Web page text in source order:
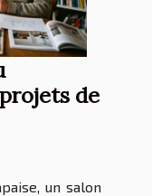
de
un salon